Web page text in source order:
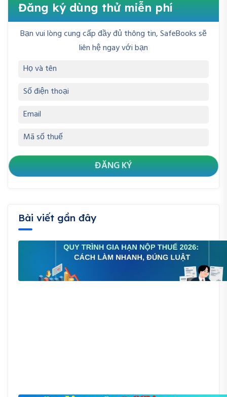
Đăng ký dùng thử miễn phí
Bạn vui lòng cung cấp đầy đủ thông tin, SafeBooks sẽ
liên hệ ngay với bạn
Bài viết gần đây